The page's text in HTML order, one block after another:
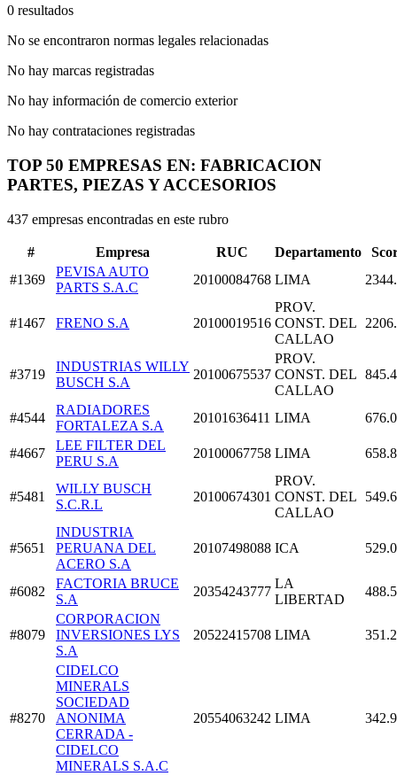
0 resultados
No se encontraron normas legales relacionadas
No hay marcas registradas
No hay información de comercio exterior
No hay contrataciones registradas
TOP 50 EMPRESAS EN: FABRICACION
PARTES, PIEZAS Y ACCESORIOS
437 empresas encontradas en este rubro
# Empresa RUC Departamento
#1369
PEVISA AUTO
PARTS S.A.C
20100084768 LIMA
#1467 FRENO S.A 20100019516
PROV.
CONST. DEL
CALLAO
#3719
INDUSTRIAS WILLY
BUSCH S.A
20100675537
PROV.
CONST. DEL
CALLAO
#4544
RADIADORES
FORTALEZA S.A
20101636411 LIMA
#4667
LEE FILTER DEL
PERU S.A
20100067758 LIMA
#5481
WILLY BUSCH
S.C.R.L
20100674301
PROV.
CONST. DEL
CALLAO
#5651
INDUSTRIA
PERUANA DEL
ACERO S.A
20107498088 ICA
#6082
FACTORIA BRUCE
S.A
20354243777
LA
LIBERTAD
#8079
CORPORACION
INVERSIONES LYS
S.A
20522415708 LIMA
#8270
CIDELCO
MINERALS
SOCIEDAD
ANONIMA
CERRADA -
CIDELCO
MINERALS S.A.C
20554063242 LIMA